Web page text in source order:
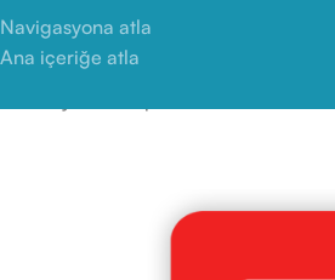
Navigasyona atla
Ana içeriğe atla